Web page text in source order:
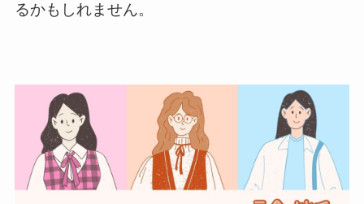
るかもしれません。